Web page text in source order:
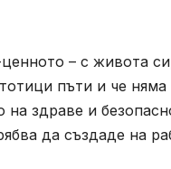
– с живота
пъти и че
здраве и
да създаде на